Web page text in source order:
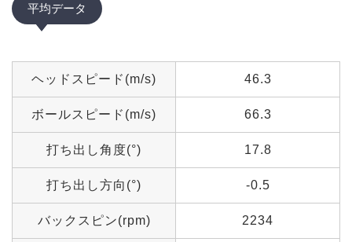
平均データ
ヘッドスピード(m/s) 46.3
ボールスピード(m/s) 66.3
打ち出し角度(°) 17.8
打ち出し方向(°) -0.5
バックスピン(rpm) 2234